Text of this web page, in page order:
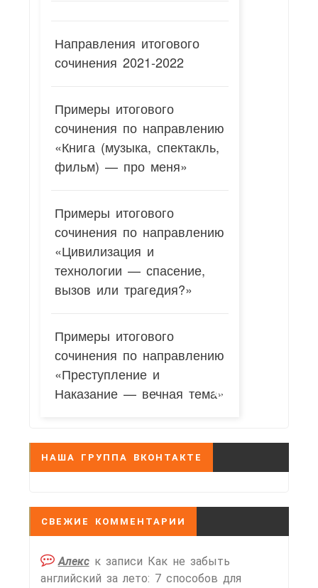
Направления итогового
сочинения 2021-2022
Примеры итогового
сочинения по направлению
«Книга (музыка, спектакль,
фильм) — про меня»
Примеры итогового
сочинения по направлению
«Цивилизация и
технологии — спасение,
вызов или трагедия?»
Примеры итогового
сочинения по направлению
«Преступление и
Наказание — вечная тема»
НАША ГРУППА ВКОНТАКТЕ
СВЕЖИЕ КОММЕНТАРИИ
Алекск записи Как не забыть
английский за лето: 7 способов для